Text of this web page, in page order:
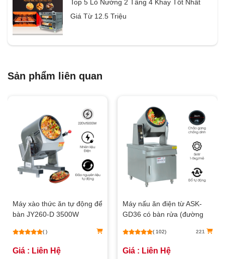
Top 5 Lò Nướng 2 Tầng 4 Khay Tốt Nhất
Giá Từ 12.5 Triệu
Sản phẩm liên quan
Máy xào thức ăn tự động để
bàn JY260-D 3500W
( )
Giá : Liên Hệ
Máy nấu ăn điện từ ASK-
GD36 có bàn rửa (đường
( 102) 221
Giá : Liên Hệ